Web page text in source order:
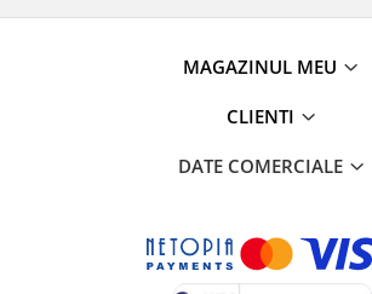
MAGAZINUL MEU
CLIENTI
DATE COMERCIALE